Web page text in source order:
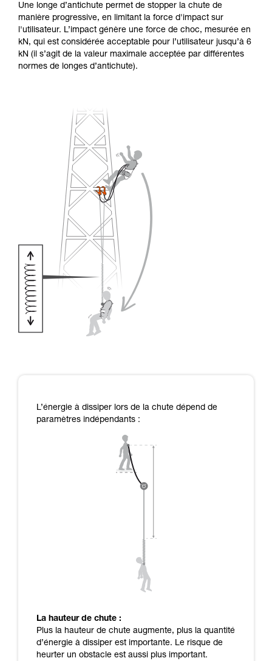
Une longe d’antichute permet de stopper la chute de
manière progressive, en limitant la force d'impact sur
l'utilisateur. L’impact génère une force de choc, mesurée en
kN, qui est considérée acceptable pour l’utilisateur jusqu’à 6
kN (il s’agit de la valeur maximale acceptée par différentes
normes de longes d’antichute).
L’énergie à dissiper lors de la chute dépend de
paramètres indépendants :
La hauteur de chute :
Plus la hauteur de chute augmente, plus la quantité
d’énergie à dissiper est importante. Le risque de
heurter un obstacle est aussi plus important.